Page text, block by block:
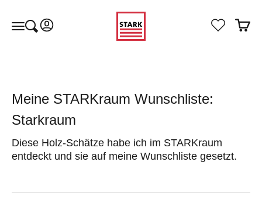
Navigationsmenü öffnen
Suche öffnen
Kundenkontoseite öffnen
Meine STARKraum Wunschliste:
Starkraum
Diese Holz-Schätze habe ich im STARKraum
entdeckt und sie auf meine Wunschliste gesetzt.